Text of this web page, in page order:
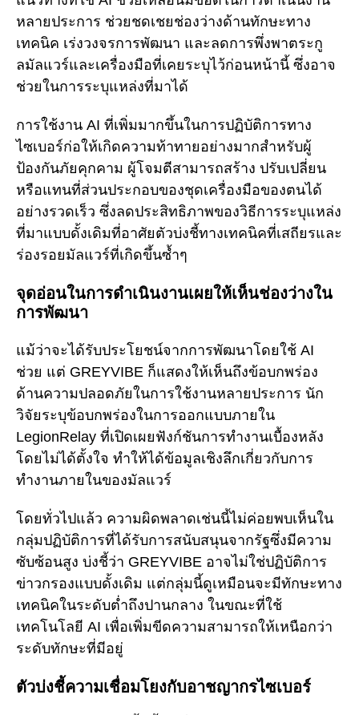
หลายประการ ช่วยชดเชยช่องว่างด้านทักษะทาง
เทคนิค เร่งวงจรการพัฒนา และลดการพึ่งพาตระกู
ลมัลแวร์และเครื่องมือที่เคยระบุไว้ก่อนหน้านี้ ซึ่งอาจ
ช่วยในการระบุแหล่งที่มาได้
การใช้งาน AI ที่เพิ่มมากขึ้นในการปฏิบัติการทาง
ไซเบอร์ก่อให้เกิดความท้าทายอย่างมากสำหรับผู้
ป้องกันภัยคุกคาม ผู้โจมตีสามารถสร้าง ปรับเปลี่ยน
หรือแทนที่ส่วนประกอบของชุดเครื่องมือของตนได้
อย่างรวดเร็ว ซึ่งลดประสิทธิภาพของวิธีการระบุแหล่ง
ที่มาแบบดั้งเดิมที่อาศัยตัวบ่งชี้ทางเทคนิคที่เสถียรและ
ร่องรอยมัลแวร์ที่เกิดขึ้นซ้ำๆ
จุดอ่อนในการดำเนินงานเผยให้เห็นช่องว่างใน
การพัฒนา
แม้ว่าจะได้รับประโยชน์จากการพัฒนาโดยใช้ AI
ช่วย แต่ GREYVIBE ก็แสดงให้เห็นถึงข้อบกพร่อง
ด้านความปลอดภัยในการใช้งานหลายประการ นัก
วิจัยระบุข้อบกพร่องในการออกแบบภายใน
LegionRelay ที่เปิดเผยฟังก์ชันการทำงานเบื้องหลัง
โดยไม่ได้ตั้งใจ ทำให้ได้ข้อมูลเชิงลึกเกี่ยวกับการ
ทำงานภายในของมัลแวร์
โดยทั่วไปแล้ว ความผิดพลาดเช่นนี้ไม่ค่อยพบเห็นใน
กลุ่มปฏิบัติการที่ได้รับการสนับสนุนจากรัฐซึ่งมีความ
ซับซ้อนสูง บ่งชี้ว่า GREYVIBE อาจไม่ใช่ปฏิบัติการ
ข่าวกรองแบบดั้งเดิม แต่กลุ่มนี้ดูเหมือนจะมีทักษะทาง
เทคนิคในระดับต่ำถึงปานกลาง ในขณะที่ใช้
เทคโนโลยี AI เพื่อเพิ่มขีดความสามารถให้เหนือกว่า
ระดับทักษะที่มีอยู่
ตัวบ่งชี้ความเชื่อมโยงกับอาชญากรไซเบอร์